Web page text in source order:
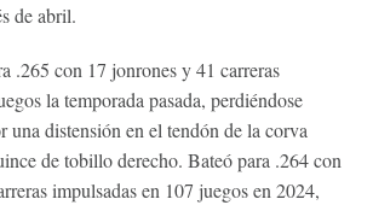
de abril.
.265 con 17 jonrones y 41 carreras
la temporada pasada, perdiéndose
una distensión en el tendón de la corva
de tobillo derecho. Bateó para .264 con
impulsadas en 107 juegos en 2024,